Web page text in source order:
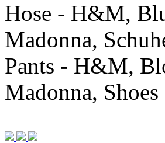
Hose - H&M,
Madonna,
Pants - H&M,
Madonna,